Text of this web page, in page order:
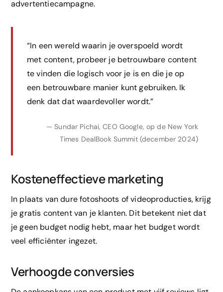
advertentiecampagne.
“In een wereld waarin je overspoeld wordt
met content, probeer je betrouwbare content
te vinden die logisch voor je is en die je op
een betrouwbare manier kunt gebruiken. Ik
denk dat dat waardevoller wordt.”
— Sundar Pichai, CEO Google, op de New York
Times DealBook Summit (december 2024)
Kosteneffectieve marketing
In plaats van dure fotoshoots of videoproducties, krijg
je gratis content van je klanten. Dit betekent niet dat
je geen budget nodig hebt, maar het budget wordt
veel efficiënter ingezet.
Verhoogde conversies